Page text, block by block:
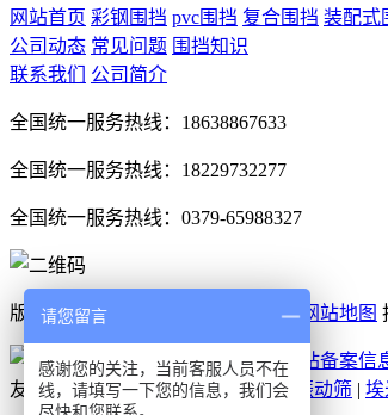
网站首页 彩钢围挡 pvc围挡 复合围挡 装配式
公司动态 常见问题 围挡知识
联系我们
公司简介
全国统一服务热线：18638867633
全国统一服务热线：18229732277
全国统一服务热线：0379-65988327
版权所有：庞景实业洛阳围挡厂家 网站地图
友情链接： 玻璃钢净化塔 超声波振动筛 | 埃
请您留言
感谢您的关注，当前客服人员不在
线，请填写一下您的信息，我们会